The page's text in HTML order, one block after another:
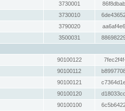
3730001
3730010
3790020
3500031
90100122
90100112
90100121
90100120
90100100